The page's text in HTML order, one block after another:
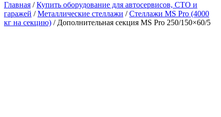
Главная /Купить оборудование для автосервисов, СТО и
гаражей /Металлические стеллажи /Стеллажи MS Pro (4000
кг на секцию) / Дополнительная секция MS Pro 250/150×60/5